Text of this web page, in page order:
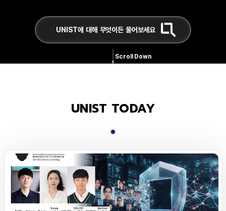
Scroll Down
UNIST TODAY